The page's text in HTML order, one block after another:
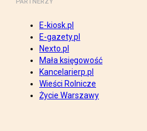
E-kiosk.pl
E-gazety.pl
Nexto.pl
Mała księgowość
Kancelarierp.pl
Wieści Rolnicze
Życie Warszawy